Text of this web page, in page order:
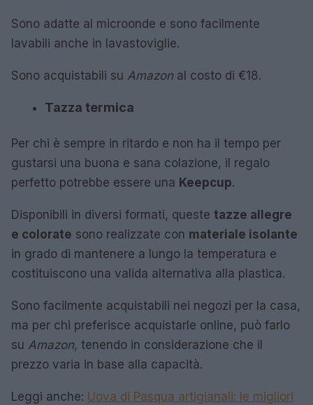
Sono adatte al microonde e sono facilmente
lavabili anche in lavastoviglie.
Sono acquistabili su Amazon al costo di €18.
Tazza termica
Per chi è sempre in ritardo e non ha il tempo per
gustarsi una buona e sana colazione, il regalo
perfetto potrebbe essere una Keepcup.
Disponibili in diversi formati, queste tazze allegre
e colorate sono realizzate con materiale isolante
in grado di mantenere a lungo la temperatura e
costituiscono una valida alternativa alla plastica.
Sono facilmente acquistabili nei negozi per la casa,
ma per chi preferisce acquistarle online, può farlo
su Amazon, tenendo in considerazione che il
prezzo varia in base alla capacità.
Leggi anche: Uova di Pasqua artigianali: le migliori